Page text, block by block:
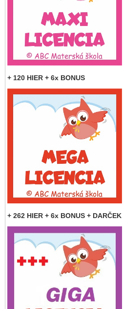
+ 120 HIER + 6x BONUS
+ 262 HIER + 6x BONUS + DARČEK